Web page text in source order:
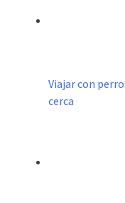
Viajar con
cerca